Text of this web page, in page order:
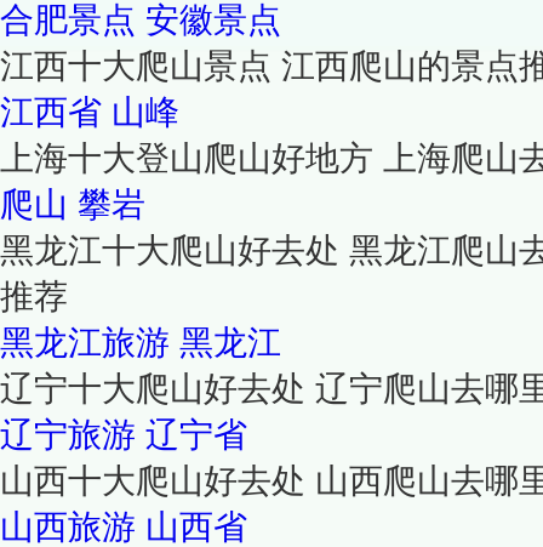
合肥景点 安徽景点
江西十大爬山景点 江西爬山的景点
江西省 山峰
上海十大登山爬山好地方 上海爬山
爬山 攀岩
黑龙江十大爬山好去处 黑龙江爬山
推荐
黑龙江旅游 黑龙江
辽宁十大爬山好去处 辽宁爬山去哪
辽宁旅游 辽宁省
山西十大爬山好去处 山西爬山去哪
山西旅游 山西省